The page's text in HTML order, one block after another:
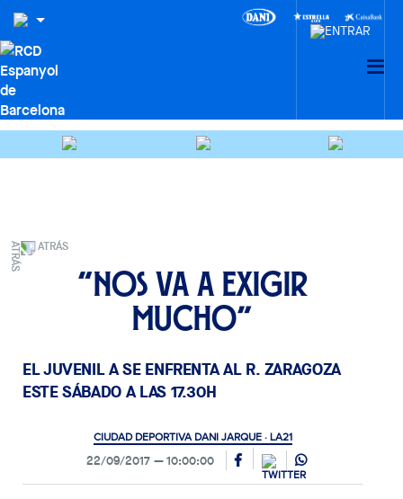
ATRÁS
“Nos va a exigir
mucho”
EL JUVENIL A SE ENFRENTA AL R. ZARAGOZA
ESTE SÁBADO A LAS 17.30H
CIUDAD DEPORTIVA DANI JARQUE · LA21
22/09/2017 10:00:00